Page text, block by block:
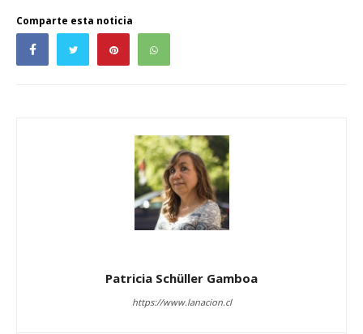
Comparte esta noticia
Patricia Schüller Gamboa
https://www.lanacion.cl